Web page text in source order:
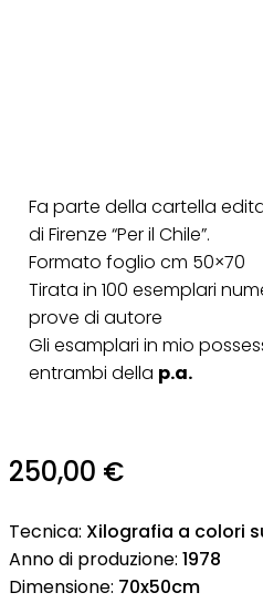
Fa parte della cartella
di Firenze “Per il Chile”.
Formato foglio cm 50×70
Tirata in 100 esemplari
prove di autore
Gli esamplari in mio
entrambi della p.a.
250,00 €
Tecnica: Xilografia a colori
Anno di produzione: 1978
Dimensione: 70x50cm